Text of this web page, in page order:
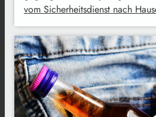
vom Sicherheitsdienst nach